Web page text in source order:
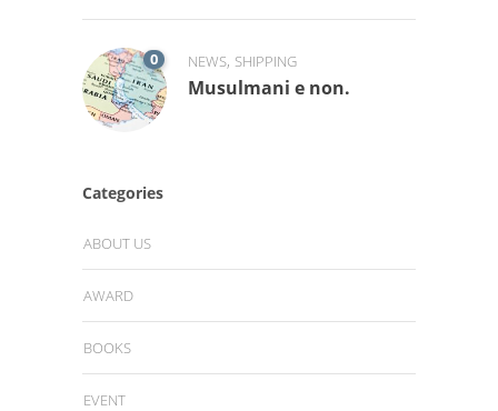
0 NEWS, SHIPPING
Musulmani e non.
Categories
ABOUT US
AWARD
BOOKS
EVENT